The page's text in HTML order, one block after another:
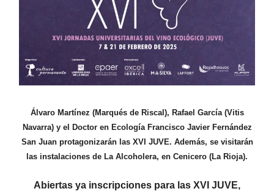
Álvaro Martínez (Marqués de Riscal), Rafael García (Vitis
Navarra) y el Doctor en Ecología Francisco Javier Fernández
San Juan protagonizarán las XVI JUVE. Además, se visitarán
las instalaciones de La Alcoholera, en Cenicero (La Rioja).
Abiertas ya inscripciones para las XVI JUVE,